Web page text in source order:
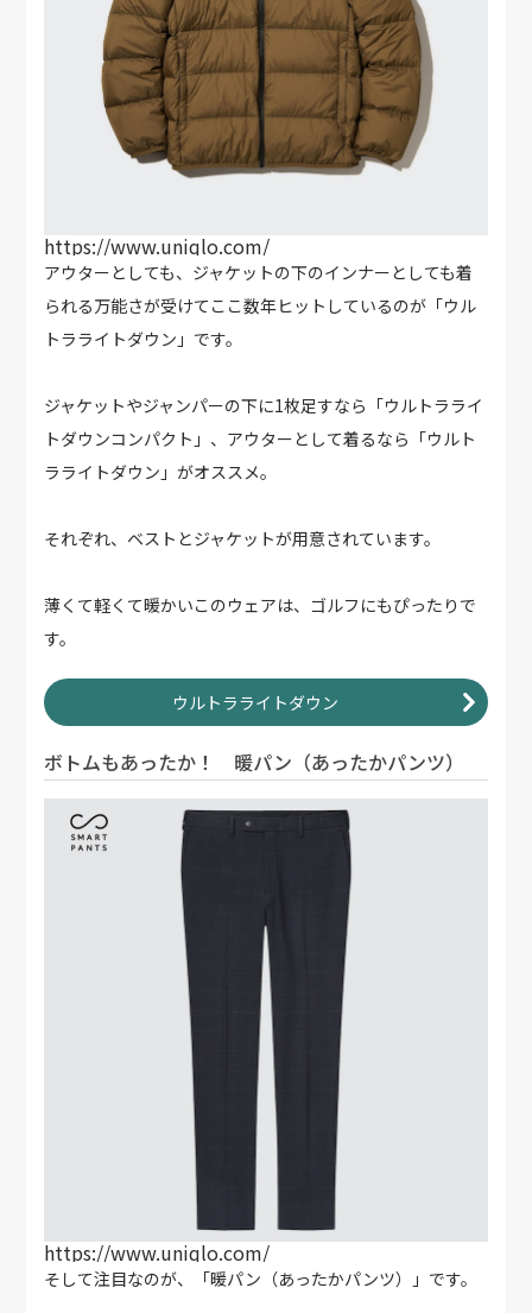
https://www.uniqlo.com/
アウターとしても、ジャケットの下のインナーとしても着
られる万能さが受けてここ数年ヒットしているのが「ウル
トラライトダウン」です。
ジャケットやジャンパーの下に1枚足すなら「ウルトラライ
トダウンコンパクト」、アウターとして着るなら「ウルト
ラライトダウン」がオススメ。
それぞれ、ベストとジャケットが用意されています。
薄くて軽くて暖かいこのウェアは、ゴルフにもぴったりで
す。
ウルトラライトダウン
ボトムもあったか！ 暖パン（あったかパンツ）
https://www.uniqlo.com/
そして注目なのが、「暖パン（あったかパンツ）」です。